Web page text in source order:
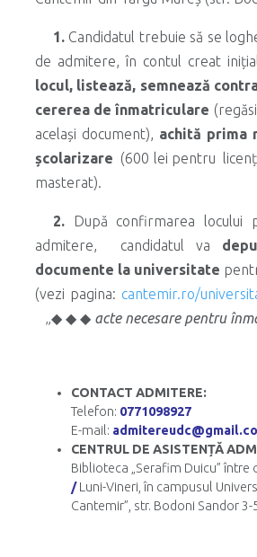
1. Candidatul trebuie să se
de admitere, în contul creat
locul, listează, semnează
cererea de înmatriculare
același document), achită prima
școlarizare (600 lei pentru
masterat).
2.
După confirmarea locului
admitere, candidatul va
documente la universitate
(vezi pagina: cantemir.ro/
„◆ ◆ ◆ acte necesare pentru
CONTACT ADMITERE:
Telefon: 0771098927
E-mail:
CENTRUL DE ASISTENȚĂ
Biblioteca „Serafim Duicu” între
/Luni-Vineri, în campusul
Cantemir”, str. Bodoni Sandor 3-